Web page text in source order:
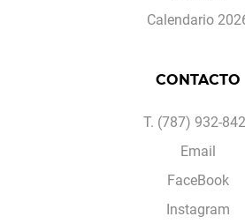
Calendario
CONTACTO
T. (787) 932-
Email
FaceBook
Instagram